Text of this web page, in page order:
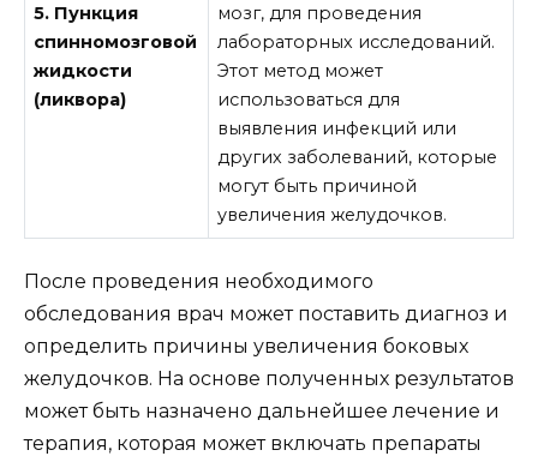
5. Пункция
спинномозговой
жидкости
(ликвора)
мозг, для проведения
лабораторных исследований.
Этот метод может
использоваться для
выявления инфекций или
других заболеваний, которые
могут быть причиной
увеличения желудочков.
После проведения необходимого
обследования врач может поставить диагноз и
определить причины увеличения боковых
желудочков. На основе полученных результатов
может быть назначено дальнейшее лечение и
терапия, которая может включать препараты